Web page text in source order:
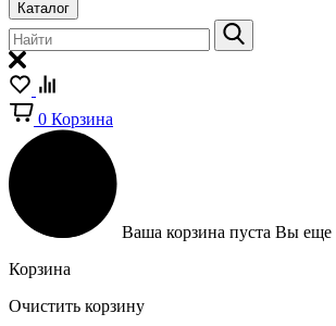
Каталог
0 Корзина
Ваша корзина пуста Вы еще
Корзина
Очистить корзину